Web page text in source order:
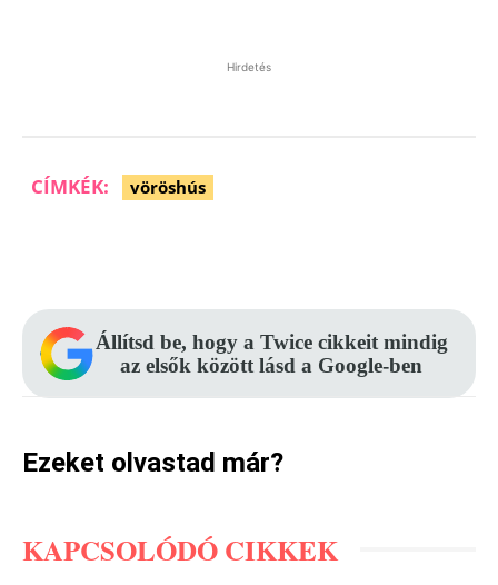
Hirdetés
CÍMKÉK: vöröshús
Állítsd be, hogy a Twice cikkeit mindig
az elsők között lásd a Google-ben
Ezeket olvastad már?
KAPCSOLÓDÓ CIKKEK